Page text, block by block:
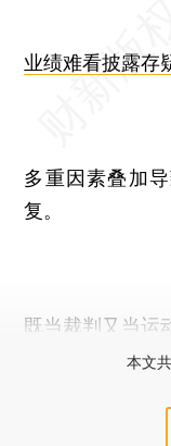
业绩难看披露存
多重因素叠加
复。
既当裁判又当运
本文